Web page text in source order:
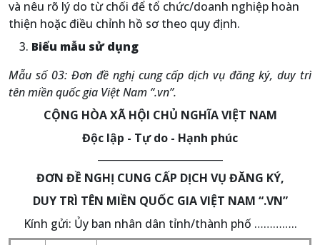
và nêu rõ lý do từ chối để tổ chức/doanh nghiệp hoàn
thiện hoặc điều chỉnh hồ sơ theo quy định.
Biểu mẫu sử dụng
Mẫu số 03: Đơn đề nghị cung cấp dịch vụ đăng ký, duy trì
tên miền quốc gia Việt Nam “.vn”.
CỘNG HÒA XÃ HỘI CHỦ NGHĨA VIỆT NAM
Độc lập - Tự do - Hạnh phúc
ĐƠN ĐỀ NGHỊ CUNG CẤP DỊCH VỤ ĐĂNG KÝ,
DUY TRÌ TÊN MIỀN QUỐC GIA VIỆT NAM “.VN”
Kính gửi: Ủy ban nhân dân tỉnh/thành phố …………..